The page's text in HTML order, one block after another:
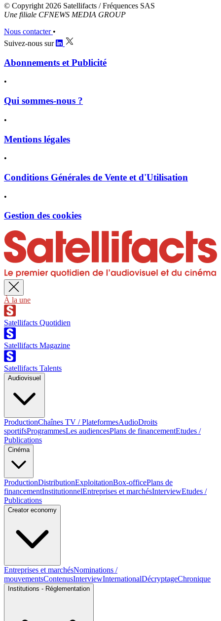
© Copyright 2026 Satellifacts / Fréquences SAS
Une filiale CFNEWS MEDIA GROUP
Nous contacter •
Suivez-nous sur
Abonnements et Publicité
•
Qui sommes-nous ?
•
Mentions légales
•
Conditions Générales de Vente et d'Utilisation
•
Gestion des cookies
À la une
Satellifacts Quotidien
Satellifacts Magazine
Satellifacts Talents
Audiovisuel
ProductionChaînes TV / PlateformesAudioDroits
sportifsProgrammesLes audiencesPlans de financementEtudes /
Publications
Cinéma
ProductionDistributionExploitationBox-officePlans de
financementInstitutionnelEntreprises et marchésInterviewEtudes /
Publications
Creator economy
Entreprises et marchésNominations /
mouvementsContenusInterviewInternationalDécryptageChronique
Institutions - Réglementation